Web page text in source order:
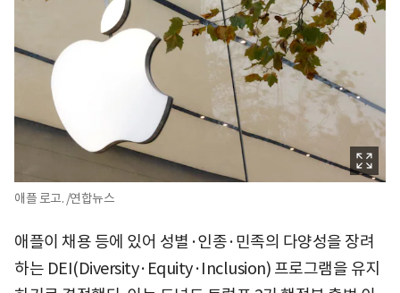
애플 로고. /연합뉴스
애플이 채용 등에 있어 성별·인종·민족의 다양성을 장려
하는 DEI(Diversity·Equity·Inclusion) 프로그램을 유지